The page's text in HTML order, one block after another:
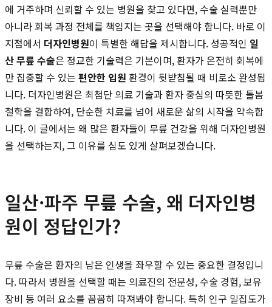
에 거주하며 신뢰할 수 있는 병원을 찾고 있다면, 수술 실력뿐만
아니라 회복 과정 전체를 책임지는 곳을 선택해야 합니다. 바로 이
지점에서 더자인병원이 특별한 해답을 제시합니다. 성공적인 일
산 무릎 수술은 정교한 기술력은 기본이며, 환자가 온전히 회복에
만 집중할 수 있는 편안한 입원 환경이 뒷받침될 때 비로소 완성됩
니다. 더자인병원은 최첨단 의료 기술과 환자 중심의 따뜻한 돌봄
철학을 결합하여, 단순한 치료를 넘어 새로운 삶의 시작을 약속합
니다. 이 글에서는 왜 많은 환자들이 무릎 건강을 위해 더자인병원
을 선택하는지, 그 이유를 심도 있게 살펴보겠습니다.
일산·파주 무릎 수술, 왜 더자인병
원이 정답인가?
무릎 수술은 환자의 남은 인생을 좌우할 수 있는 중요한 결정입니
다. 따라서 병원을 선택할 때는 의료진의 전문성, 수술 경험, 보유
장비 등 여러 요소를 꼼꼼히 따져봐야 합니다. 특히 인구 밀집도가